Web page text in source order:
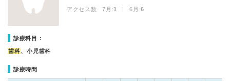
アクセス数 7月:1 | 6月:6
診療科目：
歯科、小児歯科
診療時間